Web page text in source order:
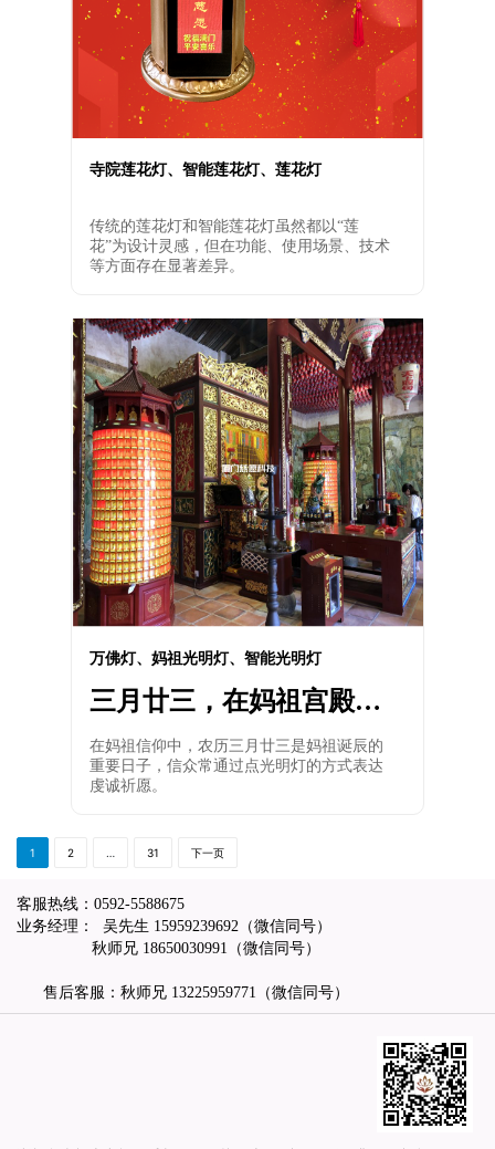
寺院莲花灯、智能莲花灯、莲花灯
传统的莲花灯和智能莲花灯虽然都以“莲
花”为设计灵感，但在功能、使用场景、技术
等方面存在显著差异。
万佛灯、妈祖光明灯、智能光明灯
三月廿三，在妈祖宫殿点
亮一盏自己的光明灯有何
意义
在妈祖信仰中，农历三月廿三是妈祖诞辰的
重要日子，信众常通过点光明灯的方式表达
虔诚祈愿。
1 2 … 31 下一页
客服热线： 0592-5588675
业务经理： 吴先生 15959239692 （微信同号）
秋师兄 18650030991 （微信同号）
售后客服：秋师兄 13225959771 （微信同号）